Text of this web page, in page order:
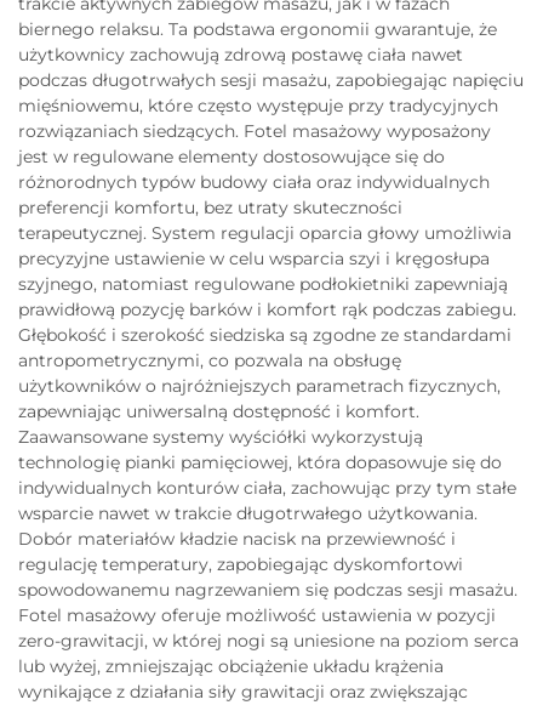
biernego relaksu. Ta podstawa ergonomii gwarantuje, że
użytkownicy zachowują zdrową postawę ciała nawet
podczas długotrwałych sesji masażu, zapobiegając napięciu
mięśniowemu, które często występuje przy tradycyjnych
rozwiązaniach siedzących. Fotel masażowy wyposażony
jest w regulowane elementy dostosowujące się do
różnorodnych typów budowy ciała oraz indywidualnych
preferencji komfortu, bez utraty skuteczności
terapeutycznej. System regulacji oparcia głowy umożliwia
precyzyjne ustawienie w celu wsparcia szyi i kręgosłupa
szyjnego, natomiast regulowane podłokietniki zapewniają
prawidłową pozycję barków i komfort rąk podczas zabiegu.
Głębokość i szerokość siedziska są zgodne ze standardami
antropometrycznymi, co pozwala na obsługę
użytkowników o najróżniejszych parametrach fizycznych,
zapewniając uniwersalną dostępność i komfort.
Zaawansowane systemy wyściółki wykorzystują
technologię pianki pamięciowej, która dopasowuje się do
indywidualnych konturów ciała, zachowując przy tym stałe
wsparcie nawet w trakcie długotrwałego użytkowania.
Dobór materiałów kładzie nacisk na przewiewność i
regulację temperatury, zapobiegając dyskomfortowi
spowodowanemu nagrzewaniem się podczas sesji masażu.
Fotel masażowy oferuje możliwość ustawienia w pozycji
zero-grawitacji, w której nogi są uniesione na poziom serca
lub wyżej, zmniejszając obciążenie układu krążenia
wynikające z działania siły grawitacji oraz zwiększając